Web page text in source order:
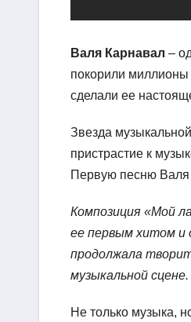
Валя Карнавал –
покорили
сделали ее
Звезда
пристрастие к
Первую песню Валя
Композиция «Мой
ее первым хитом и
продолжала
музыкальной сцене.
Не только музыка,